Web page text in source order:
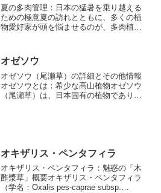
夏の多肉管理：日本の猛暑を乗り越える
ための極意夏の訪れとともに、多くの植
物愛好家が頭を悩ませるのが、多肉植物
なり、「夏の管理」は一年の中でも最も
重要と言っても過言ではあ...
オゼソウ
オゼソウ（尾瀬草）の詳細とその他情報
オゼソウとは：希少な高山植物オゼソウ
（尾瀬草）は、日本固有の植物であり、
オキザリス・ペンタフィラ
オキザリス・ペンタフィラ：魅惑の「木
酢漿草」概要オキザリス・ペンタフィラ
（学名：Oxalis pes-caprae subsp.